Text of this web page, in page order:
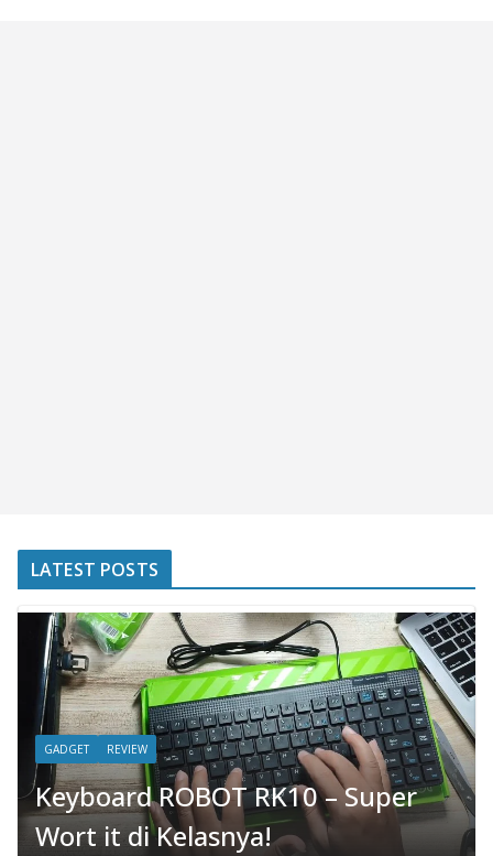
LATEST POSTS
GADGET REVIEW
Keyboard ROBOT RK10 – Super
Wort it di Kelasnya!